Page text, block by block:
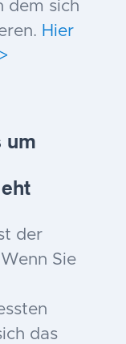
dem sich
Hier
um
der
Sie
das